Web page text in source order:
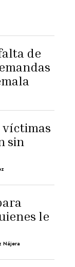
de
víctimas
sin
le
Nájera